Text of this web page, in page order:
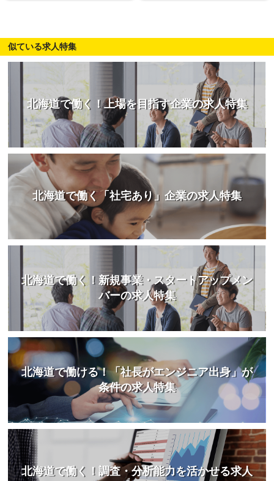
似ている求人特集
北海道で働く！上場を目指す企業の求人特集
北海道で働く「社宅あり」企業の求人特集
北海道で働く！新規事業・スタートアップメン
バーの求人特集
北海道で働ける！「社長がエンジニア出身」が
条件の求人特集
北海道で働く！調査・分析能力を活かせる求人